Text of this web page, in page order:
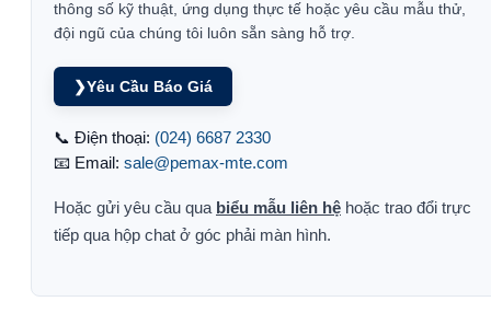
thông số kỹ thuật, ứng dụng thực tế hoặc yêu cầu mẫu thử,
đội ngũ của chúng tôi luôn sẵn sàng hỗ trợ.
❯Yêu Cầu Báo Giá
📞 Điện thoại: (024) 6687 2330
📧 Email: sale@pemax-mte.com
Hoặc gửi yêu cầu qua biểu mẫu liên hệ hoặc trao đổi trực
tiếp qua hộp chat ở góc phải màn hình.